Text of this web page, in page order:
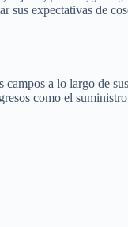
expectativas de
a lo largo de
como el